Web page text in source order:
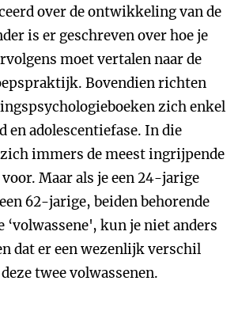
over de ontwikkeling van de
is er geschreven over hoe je
moet vertalen naar de
Bovendien richten
zich enkel
en adolescentiefase. In die
immers de meest ingrijpende
Maar als je een 24-jarige
62-jarige, beiden behorende
‘volwassene', kun je niet anders
dat er een wezenlijk verschil
twee volwassenen.